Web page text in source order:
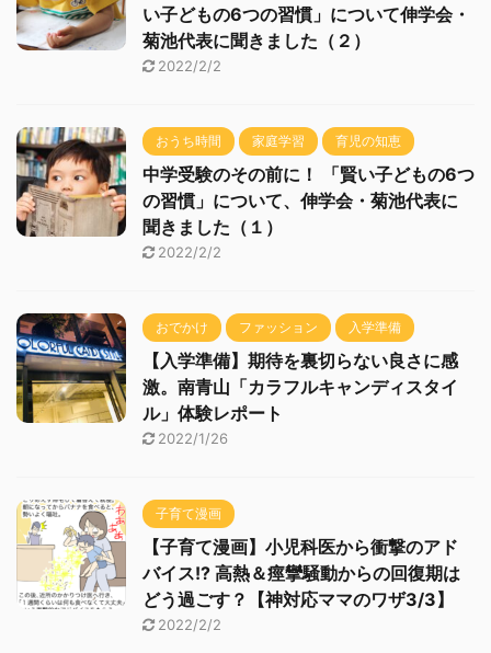
い子どもの6つの習慣」について伸学会・
菊池代表に聞きました（２）
2022/2/2
おうち時間 家庭学習 育児の知恵
中学受験のその前に！ 「賢い子どもの6つ
の習慣」について、伸学会・菊池代表に
聞きました（１）
2022/2/2
おでかけ ファッション 入学準備
【入学準備】期待を裏切らない良さに感
激。南青山「カラフルキャンディスタイ
ル」体験レポート
2022/1/26
子育て漫画
【子育て漫画】小児科医から衝撃のアド
バイス!? 高熱＆痙攣騒動からの回復期は
どう過ごす？【神対応ママのワザ3/3】
2022/2/2